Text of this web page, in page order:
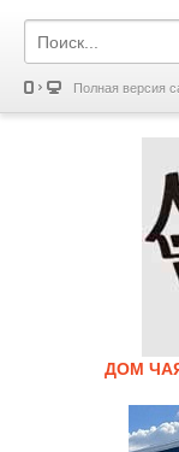
Полная версия
ДОМ